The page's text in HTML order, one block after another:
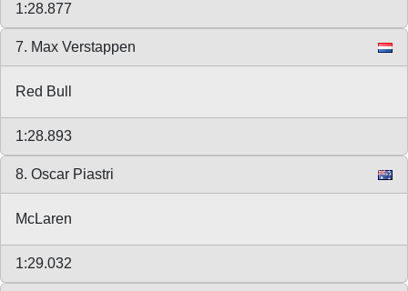
1:28.877
7. Max Verstappen
Red Bull
1:28.893
8. Oscar Piastri
McLaren
1:29.032